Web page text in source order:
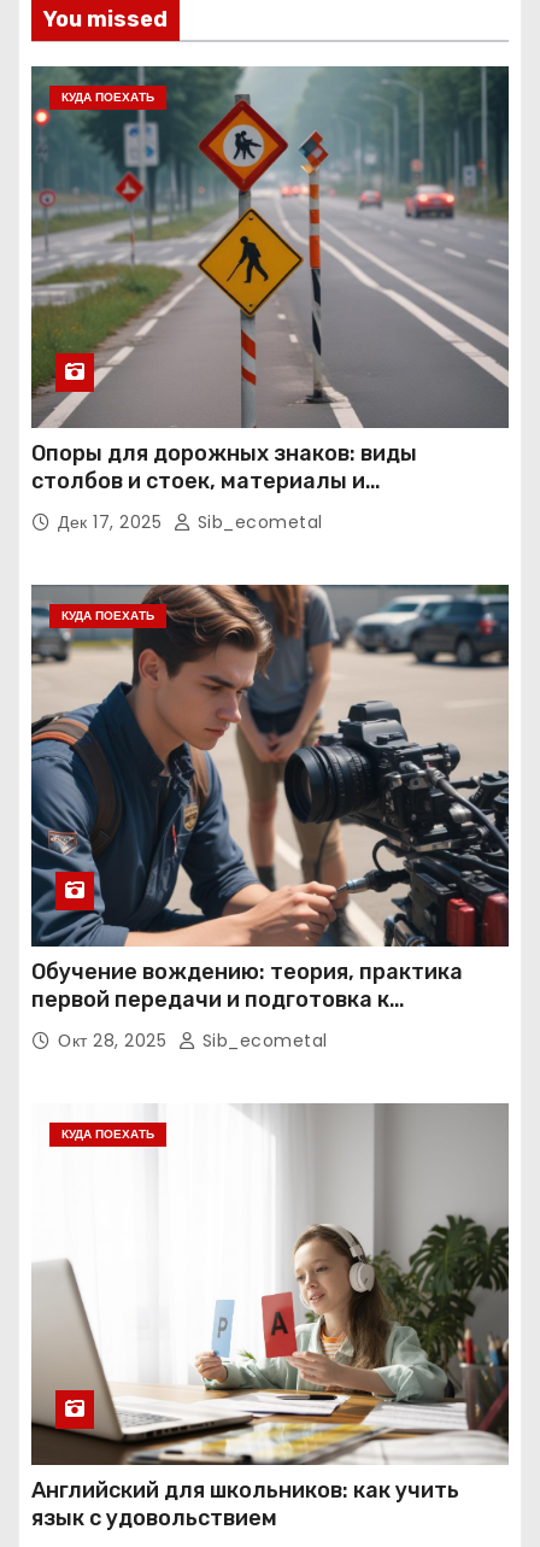
You missed
КУДА ПОЕХАТЬ
Опоры для дорожных знаков: виды
столбов и стоек, материалы и
нормативные требования
Дек 17, 2025 Sib_ecometal
КУДА ПОЕХАТЬ
Обучение вождению: теория, практика
первой передачи и подготовка к
экзаменам
Окт 28, 2025 Sib_ecometal
КУДА ПОЕХАТЬ
Английский для школьников: как учить
язык с удовольствием